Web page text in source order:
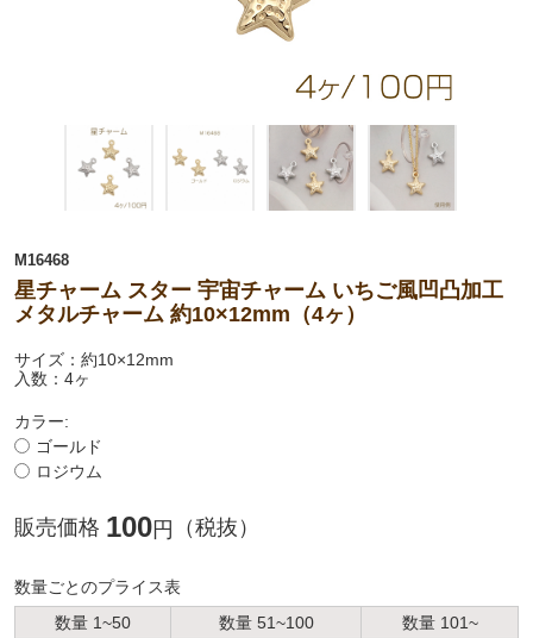
M16468
星チャーム スター 宇宙チャーム いちご風凹凸加工
メタルチャーム 約10×12mm（4ヶ）
サイズ：約10×12mm
入数：4ヶ
カラー:
ゴールド
ロジウム
販売価格 100円 （税抜）
数量ごとのプライス表
数量 1~50
数量 51~100
数量 101~